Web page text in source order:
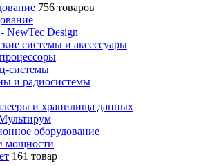
756 товаров
NewTec Design
системы и аксессуары
системы
и радиосистемы
и хранилища данных
оборудование
мощности
161 товар